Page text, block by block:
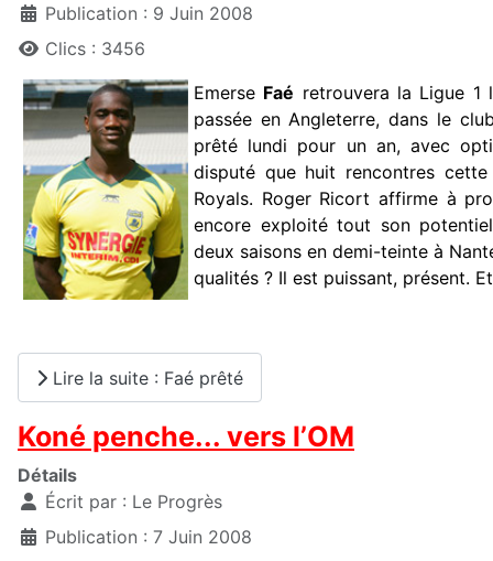
Publication : 9 Juin 2008
Clics : 3456
Emerse Faé retrouvera la Ligue 1
passée en Angleterre, dans le
prêté lundi pour un an, avec
disputé que huit rencontres
Royals. Roger Ricort affirme à
encore exploité tout son
deux saisons en demi-teinte à
qualités ? Il est puissant, présent.
Lire la suite : Faé prêté
Koné penche... vers l’OM
Détails
Écrit par : Le Progrès
Publication : 7 Juin 2008